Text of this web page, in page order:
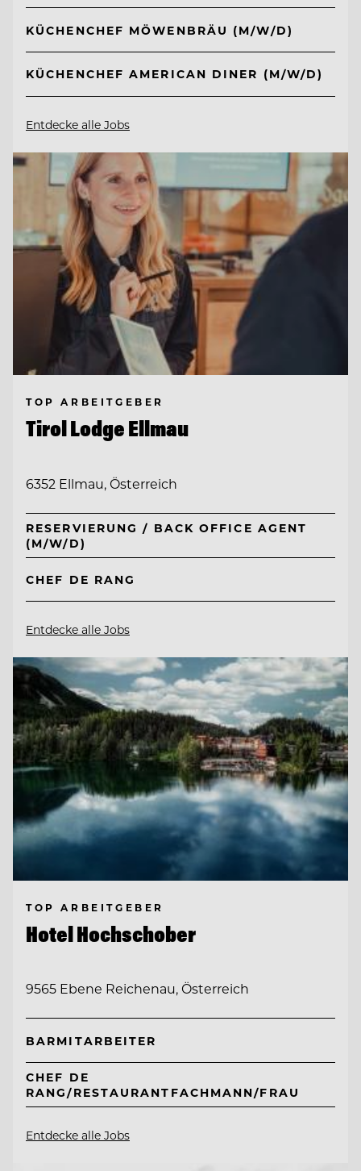
KÜCHENCHEF MÖWENBRÄU (M/W/D)
KÜCHENCHEF AMERICAN DINER (M/W/D)
Entdecke alle Jobs
TOP ARBEITGEBER
Tirol Lodge Ellmau
6352 Ellmau, Österreich
RESERVIERUNG / BACK OFFICE AGENT
(M/W/D)
CHEF DE RANG
Entdecke alle Jobs
TOP ARBEITGEBER
Hotel Hochschober
9565 Ebene Reichenau, Österreich
BARMITARBEITER
CHEF DE
RANG/RESTAURANTFACHMANN/FRAU
Entdecke alle Jobs